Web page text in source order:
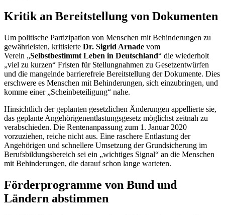
Kritik an Bereitstellung von Dokumenten
Um politische Partizipation von Menschen mit Behinderungen zu
gewährleisten, kritisierte Dr. Sigrid Arnade vom
Verein „Selbstbestimmt Leben in Deutschland“ die wiederholt
„viel zu kurzen“ Fristen für Stellungnahmen zu Gesetzentwürfen
und die mangelnde barrierefreie Bereitstellung der Dokumente. Dies
erschwere es Menschen mit Behinderungen, sich einzubringen, und
komme einer „Scheinbeteiligung“ nahe.
Hinsichtlich der geplanten gesetzlichen Änderungen appellierte sie,
das geplante Angehörigenentlastungsgesetz möglichst zeitnah zu
verabschieden. Die Rentenanpassung zum 1. Januar 2020
vorzuziehen, reiche nicht aus. Eine raschere Entlastung der
Angehörigen und schnellere Umsetzung der Grundsicherung im
Berufsbildungsbereich sei ein „wichtiges Signal“ an die Menschen
mit Behinderungen, die darauf schon lange warteten.
Förderprogramme von Bund und
Ländern abstimmen